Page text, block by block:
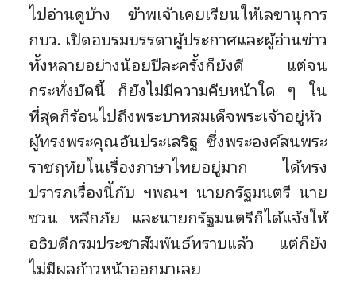
ไปอ่านดูบ้าง ข้าพเจ้าเคยเรียนให้เลขานุการ
กบว. เปิดอบรมบรรดาผู้ประกาศและผู้อ่านข่าว
ทั้งหลายอย่างน้อยปีละครั้งก็ยังดี แต่จน
กระทั่งบัดนี้ ก็ยังไม่มีความคืบหน้าใด ๆ ใน
ที่สุดก็ร้อนไปถึงพระบาทสมเด็จพระเจ้าอยู่หัว
ผู้ทรงพระคุณอันประเสริฐ ซึ่งพระองค์สนพระ
ราชฤทัยในเรื่องภาษาไทยอยู่มาก ได้ทรง
ปรารภเรื่องนี้กับ ฯพณฯ นายกรัฐมนตรี นาย
ชวน หลีกภัย และนายกรัฐมนตรีก็ได้แจ้งให้
อธิบดีกรมประชาสัมพันธ์ทราบแล้ว แต่ก็ยัง
ไม่มีผลก้าวหน้าออกมาเลย